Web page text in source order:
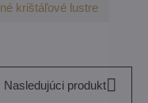
krištáľové lustre
Nasledujúci produkt